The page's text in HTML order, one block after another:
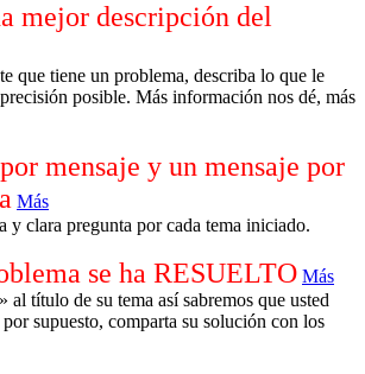
mejor descripción del
que tiene un problema, describa lo que le
posible. Más información nos dé, más
mensaje y un mensaje por
Más
y clara pregunta por cada tema iniciado.
se ha RESUELTO Más
al título de su tema así sabremos que usted
supuesto, comparta su solución con los